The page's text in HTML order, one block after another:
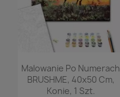
Podgląd
Malowanie Po Numerach
BRUSHME, 40x50 Cm,
Konie, 1 Szt.